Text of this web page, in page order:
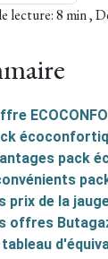
lecture: 8 min ,
pack
prix de la
offres
tableau